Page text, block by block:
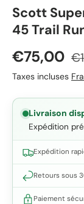
Scott
45 Trail
Prix soldé
€75,00
Taxes incluses
Livraison
Expédition
Expédition
Retours sous
Paiement